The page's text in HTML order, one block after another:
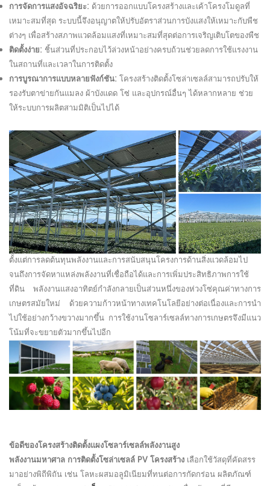
การจัดการแสงอัจฉริยะ: ด้วยการออกแบบโครงสร้างและเค้าโครงโมดูลที่
เหมาะสมที่สุด ระบบนี้จึงอนุญาตให้ปรับอัตราส่วนการบังแสงให้เหมาะกับพืช
ต่างๆ เพื่อสร้างสภาพแวดล้อมแสงที่เหมาะสมที่สุดต่อการเจริญเติบโตของพืช
ติดตั้งง่าย: ชิ้นส่วนที่ประกอบไว้ล่วงหน้าอย่างครบถ้วนช่วยลดการใช้แรงงาน
ในสถานที่และเวลาในการติดตั้ง
การบูรณาการแบบหลายฟังก์ชัน: โครงสร้างติดตั้งโซล่าเซลล์สามารถปรับให้
รองรับตาข่ายกันแมลง ผ้าบังแดด โซ่ และอุปกรณ์อื่นๆ ได้หลากหลาย ช่วย
ให้ระบบการผลิตสามมิติเป็นไปได้
ตั้งแต่การลดต้นทุนพลังงานและการสนับสนุนโครงการด้านสิ่งแวดล้อมไป
จนถึงการจัดหาแหล่งพลังงานที่เชื่อถือได้และการเพิ่มประสิทธิภาพการใช้
ที่ดิน พลังงานแสงอาทิตย์กำลังกลายเป็นส่วนหนึ่งของห่วงโซ่คุณค่าทางการ
เกษตรสมัยใหม่ ด้วยความก้าวหน้าทางเทคโนโลยีอย่างต่อเนื่องและการนำ
ไปใช้อย่างกว้างขวางมากขึ้น การใช้งานโซลาร์เซลล์ทางการเกษตรจึงมีแนว
โน้มที่จะขยายตัวมากขึ้นไปอีก
ข้อดีของโครงสร้างติดตั้งแผงโซลาร์เซลล์พลังงานสูง
พลังงานมหาศาล การติดตั้งโซล่าเซลล์ PVโครงสร้าง เลือกใช้วัสดุที่คัดสรร
มาอย่างพิถีพิถัน เช่น โลหะผสมอลูมิเนียมที่ทนต่อการกัดกร่อน ผลิตภัณฑ์